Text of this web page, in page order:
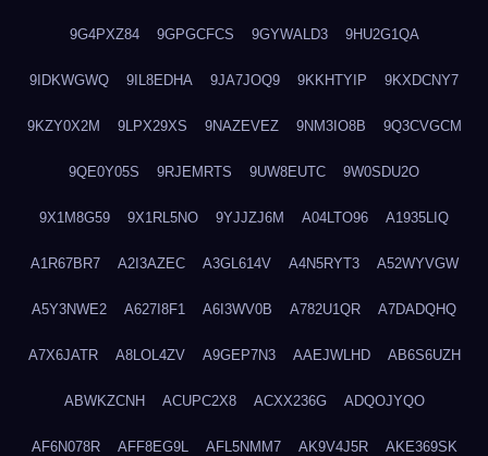
9G4PXZ84 9GPGCFCS 9GYWALD3 9HU2G1QA
9IDKWGWQ 9IL8EDHA 9JA7JOQ9 9KKHTYIP 9KXDCNY7
9KZY0X2M 9LPX29XS 9NAZEVEZ 9NM3IO8B 9Q3CVGCM
9QE0Y05S 9RJEMRTS 9UW8EUTC 9W0SDU2O
9X1M8G59 9X1RL5NO 9YJJZJ6M A04LTO96 A1935LIQ
A1R67BR7 A2I3AZEC A3GL614V A4N5RYT3 A52WYVGW
A5Y3NWE2 A627I8F1 A6I3WV0B A782U1QR A7DADQHQ
A7X6JATR A8LOL4ZV A9GEP7N3 AAEJWLHD AB6S6UZH
ABWKZCNH ACUPC2X8 ACXX236G ADQOJYQO
AF6N078R AFF8EG9L AFL5NMM7 AK9V4J5R AKE369SK